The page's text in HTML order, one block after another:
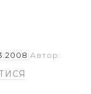
Автор: